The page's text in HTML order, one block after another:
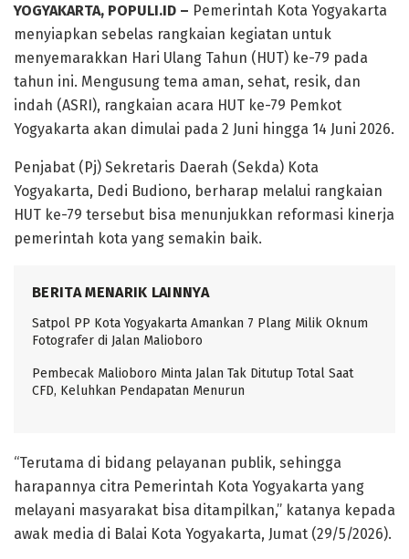
YOGYAKARTA, POPULI.ID – Pemerintah Kota Yogyakarta
menyiapkan sebelas rangkaian kegiatan untuk
menyemarakkan Hari Ulang Tahun (HUT) ke-79 pada
tahun ini. Mengusung tema aman, sehat, resik, dan
indah (ASRI), rangkaian acara HUT ke-79 Pemkot
Yogyakarta akan dimulai pada 2 Juni hingga 14 Juni 2026.
Penjabat (Pj) Sekretaris Daerah (Sekda) Kota
Yogyakarta, Dedi Budiono, berharap melalui rangkaian
HUT ke-79 tersebut bisa menunjukkan reformasi kinerja
pemerintah kota yang semakin baik.
BERITA MENARIK LAINNYA
Satpol PP Kota Yogyakarta Amankan 7 Plang Milik Oknum
Fotografer di Jalan Malioboro
Pembecak Malioboro Minta Jalan Tak Ditutup Total Saat
CFD, Keluhkan Pendapatan Menurun
“Terutama di bidang pelayanan publik, sehingga
harapannya citra Pemerintah Kota Yogyakarta yang
melayani masyarakat bisa ditampilkan,” katanya kepada
awak media di Balai Kota Yogyakarta, Jumat (29/5/2026).